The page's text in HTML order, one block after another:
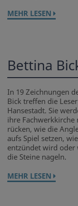
MEHR LESEN
Bettina
In 19 Zeichnungen
Bick treffen die
Hansestadt. Sie
ihre Fachwerkkirche
rücken, wie die
aufs Spiel setzen,
entzündet wird oder
die Steine nageln.
MEHR LESEN